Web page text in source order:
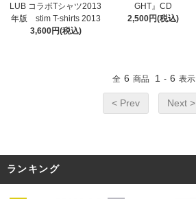
LUB コラボTシャツ2013
年版 stim T-shirts 2013
3,600円(税込)
GHT』CD
2,500円(税込)
全 6 商品 1 - 6 表示
< Prev Next >
ランキング